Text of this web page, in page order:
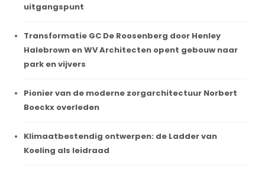
uitgangspunt
Transformatie GC De Roosenberg door Henley
Halebrown en WV Architecten opent gebouw naar
park en vijvers
Pionier van de moderne zorgarchitectuur Norbert
Boeckx overleden
Klimaatbestendig ontwerpen: de Ladder van
Koeling als leidraad